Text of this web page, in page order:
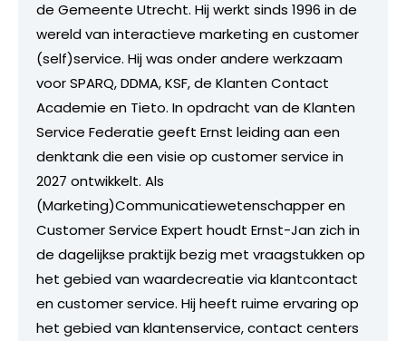
de Gemeente Utrecht. Hij werkt sinds 1996 in de
wereld van interactieve marketing en customer
(self)service. Hij was onder andere werkzaam
voor SPARQ, DDMA, KSF, de Klanten Contact
Academie en Tieto. In opdracht van de Klanten
Service Federatie geeft Ernst leiding aan een
denktank die een visie op customer service in
2027 ontwikkelt. Als
(Marketing)Communicatiewetenschapper en
Customer Service Expert houdt Ernst-Jan zich in
de dagelijkse praktijk bezig met vraagstukken op
het gebied van waardecreatie via klantcontact
en customer service. Hij heeft ruime ervaring op
het gebied van klantenservice, contact centers